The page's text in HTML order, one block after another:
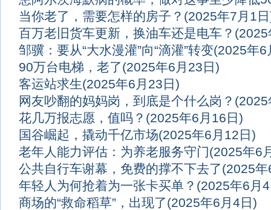
当你老了，需要怎样的房子？ (2025年7月1
百万老旧货车更新，换油车还是电车？
邹骥：要从“大水漫灌”向“滴灌”转变(2025年6
90万台电梯，老了(2025年6月23日)
客运站求生(2025年6月23日)
网友吵翻的妈妈岗，到底是个什么岗？
花几万报志愿，值吗？ (2025年6月16日)
国谷崛起，撬动千亿市场(2025年6月12日)
老年人能力评估：为养老服务守门(2025年6
公共自行车谢幕，免费的撑不下去了(2025
年轻人为何抢着为一张卡买单？ (2025年6月
商场的“救命稻草”，出现了(2025年6月4日)